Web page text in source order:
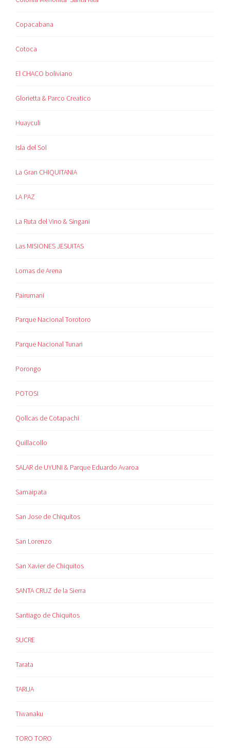
Copacabana
Cotoca
El CHACO boliviano
Glorietta & Parco Creatico
Huayculi
Isla del Sol
La Gran CHIQUITANIA
LA PAZ
La Ruta del Vino & Singani
Las MISIONES JESUITAS
Lomas de Arena
Pairumani
Parque Nacional Torotoro
Parque Nacional Tunari
Porongo
POTOSI
Qollcas de Cotapachi
Quillacollo
SALAR de UYUNI & Parque Eduardo Avaroa
Samaipata
San Jose de Chiquitos
San Lorenzo
San Xavier de Chiquitos
SANTA CRUZ de la Sierra
Santiago de Chiquitos
SUCRE
Tarata
TARIJA
Tiwanaku
TORO TORO